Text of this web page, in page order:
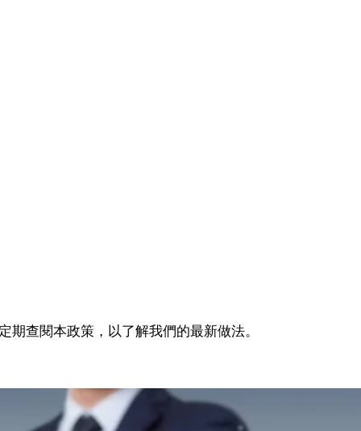
查閱本政策，以了解我們的最新做法。